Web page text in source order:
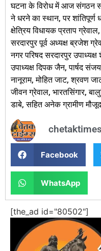
घटना के विरोध में आज संगठन
ने धरने का स्थान, पर शांतिपूर्ण
क्षेत्रिय विधायक प्रताप
सरदारपुर पूर्व अध्यक्ष ब्रजेश
नगर परिषद सरदारपुर
उपाध्यक्ष दिपक जैन, पार्षद
नानूराम, मोहित जाट, श्रवण
जीवन ग्रेवाल, भारतसिंगार,
डाबे, सहित अनेक ग्रामीण
Facebook
WhatsApp
[the_ad id="80502"]